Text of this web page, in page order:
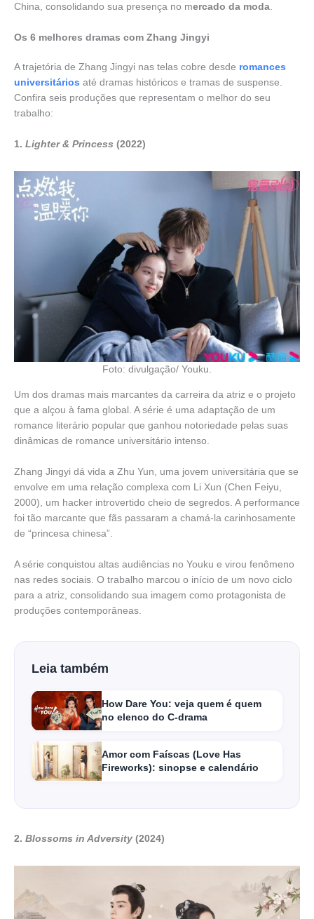
China, consolidando sua presença no mercado da moda
Os 6 melhores dramas com Zhang Jingyi
A trajetória de Zhang Jingyi nas telas cobre desde romances
universitários até dramas históricos e tramas de suspense.
Confira seis produções que representam o melhor do seu
trabalho:
1. Lighter & Princess (2022)
Foto: divulgação/ Youku.
Um dos dramas mais marcantes da carreira da atriz e o projeto
que a alçou à fama global. A série é uma adaptação de um
romance literário popular que ganhou notoriedade pelas suas
dinâmicas de romance universitário intenso.
Zhang Jingyi dá vida a Zhu Yun, uma jovem universitária que se
envolve em uma relação complexa com Li Xun (Chen Feiyu,
2000), um hacker introvertido cheio de segredos. A performance
foi tão marcante que fãs passaram a chamá-la carinhosamente
de “princesa chinesa”.
A série conquistou altas audiências no Youku e virou fenômeno
nas redes sociais. O trabalho marcou o início de um novo ciclo
para a atriz, consolidando sua imagem como protagonista de
produções contemporâneas.
Leia também
How Dare You: veja quem é quem
no elenco do C-drama
Amor com Faíscas (Love Has
Fireworks): sinopse e calendário
2. Blossoms in Adversity (2024)